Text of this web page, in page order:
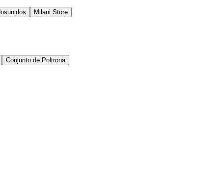
Milani Store
Conjunto de Poltrona